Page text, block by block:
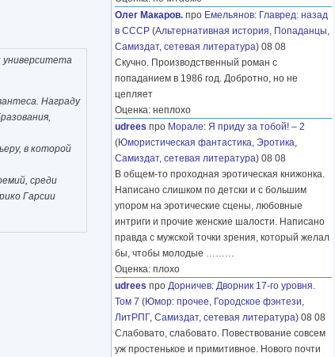
университета
Награду
в которой
среди
Гарсии
Олег Макаров. про Емельянов: Главред: назад
в СССР (Альтернативная история, Попаданцы,
Самиздат, сетевая литература) 08 08
Скучно. Производственный роман с
попаданием в 1986 год. Добротно, но не
цепляет
Оценка: неплохо
udrees про Морале: Я приду за тобой! – 2
(Юмористическая фантастика, Эротика,
Самиздат, сетевая литература) 08 08
В общем-то проходная эротическая книжонка.
Написано слишком по детски и с большим
упором на эротические сцены, любовные
интриги и прочие женские шалости. Написано
правда с мужской точки зрения, который желал
бы, чтобы молодые ………
Оценка: плохо
udrees про Дорничев: Дворник 17-го уровня.
Том 7 (Юмор: прочее, Городское фэнтези,
ЛитРПГ, Самиздат, сетевая литература) 08 08
Слабовато, слабовато. Повествование совсем
уж простенькое и примитивное. Нового почти